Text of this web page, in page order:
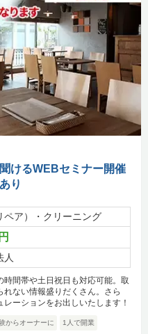
けるWEBセミナー開催
り
ペア）・クリーニング
人
間帯や土日祝日も対応可能。取
ない情報盛りだくさん。さら
ーションをお出しいたします！
からオーナーに 1人で開業